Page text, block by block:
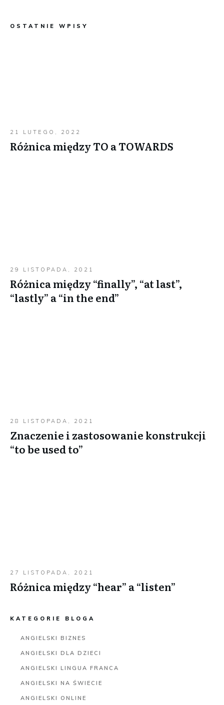
OSTATNIE WPISY
21 LUTEGO, 2022
Różnica między TO a TOWARDS
29 LISTOPADA, 2021
Różnica między “finally”, “at last”,
“lastly” a “in the end”
28 LISTOPADA, 2021
Znaczenie i zastosowanie konstrukcji
“to be used to”
27 LISTOPADA, 2021
Różnica między “hear” a “listen”
KATEGORIE BLOGA
ANGIELSKI BIZNES
ANGIELSKI DLA DZIECI
ANGIELSKI LINGUA FRANCA
ANGIELSKI NA ŚWIECIE
ANGIELSKI ONLINE